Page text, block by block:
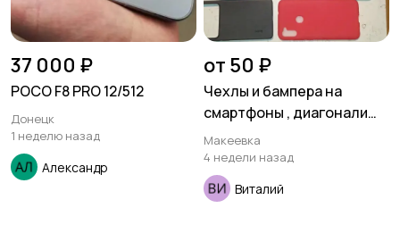
37 000 ₽
POCO F8 PRO 12/512
Донецк
1 неделю назад
Александр
от 50 ₽
Чехлы и бампера на
смартфоны , диагонали
4,5-6,0 , новые ,
неликвиды .
Макеевка
4 недели назад
Виталий